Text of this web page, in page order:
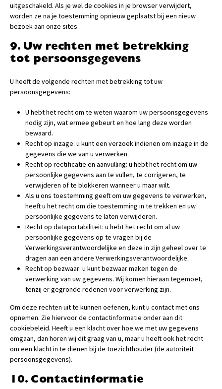
uitgeschakeld. Als je wel de cookies in je browser verwijdert,
worden ze na je toestemming opnieuw geplaatst bij een nieuw
bezoek aan onze sites.
9. Uw rechten met betrekking
tot persoonsgegevens
U heeft de volgende rechten met betrekking tot uw
persoonsgegevens:
U hebt het recht om te weten waarom uw persoonsgegevens
nodig zijn, wat ermee gebeurt en hoe lang deze worden
bewaard.
Recht op inzage: u kunt een verzoek indienen om inzage in de
gegevens die we van u verwerken.
Recht op rectificatie en aanvulling: u hebt het recht om uw
persoonlijke gegevens aan te vullen, te corrigeren, te
verwijderen of te blokkeren wanneer u maar wilt.
Als u ons toestemming geeft om uw gegevens te verwerken,
heeft u het recht om die toestemming in te trekken en uw
persoonlijke gegevens te laten verwijderen.
Recht op dataportabiliteit: u hebt het recht om al uw
persoonlijke gegevens op te vragen bij de
Verwerkingsverantwoordelijke en deze in zijn geheel over te
dragen aan een andere Verwerkingsverantwoordelijke.
Recht op bezwaar: u kunt bezwaar maken tegen de
verwerking van uw gegevens. Wij komen hieraan tegemoet,
tenzij er gegronde redenen voor verwerking zijn.
Om deze rechten uit te kunnen oefenen, kunt u contact met ons
opnemen. Zie hiervoor de contactinformatie onder aan dit
cookiebeleid. Heeft u een klacht over hoe we met uw gegevens
omgaan, dan horen wij dit graag van u, maar u heeft ook het recht
om een klacht in te dienen bij de toezichthouder (de autoriteit
persoonsgegevens).
10. Contactinformatie